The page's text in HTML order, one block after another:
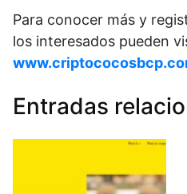
Para conocer más y
los interesados pueden
Entradas